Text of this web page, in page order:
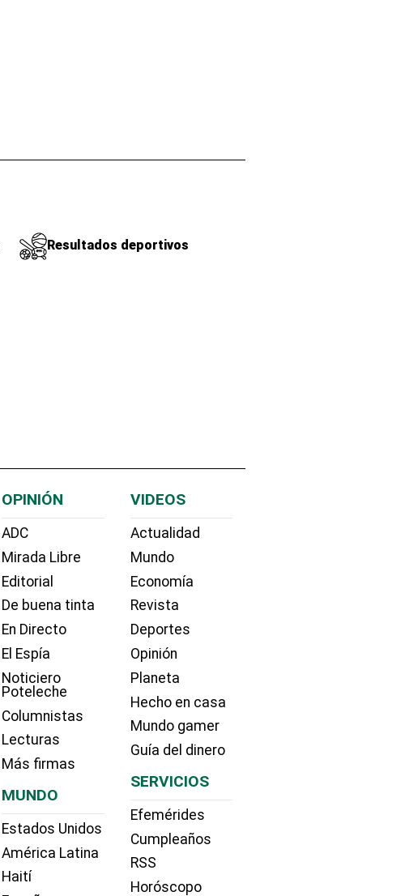
Resultados deportivos
OPINIÓN
ADC
Mirada Libre
Editorial
De buena tinta
En Directo
El Espía
Noticiero
Poteleche
Columnistas
Lecturas
Más firmas
MUNDO
Estados Unidos
América Latina
Haití
VIDEOS
Actualidad
Mundo
Economía
Revista
Deportes
Opinión
Planeta
Hecho en casa
Mundo gamer
Guía del dinero
SERVICIOS
Efemérides
Cumpleaños
RSS
Horóscopo